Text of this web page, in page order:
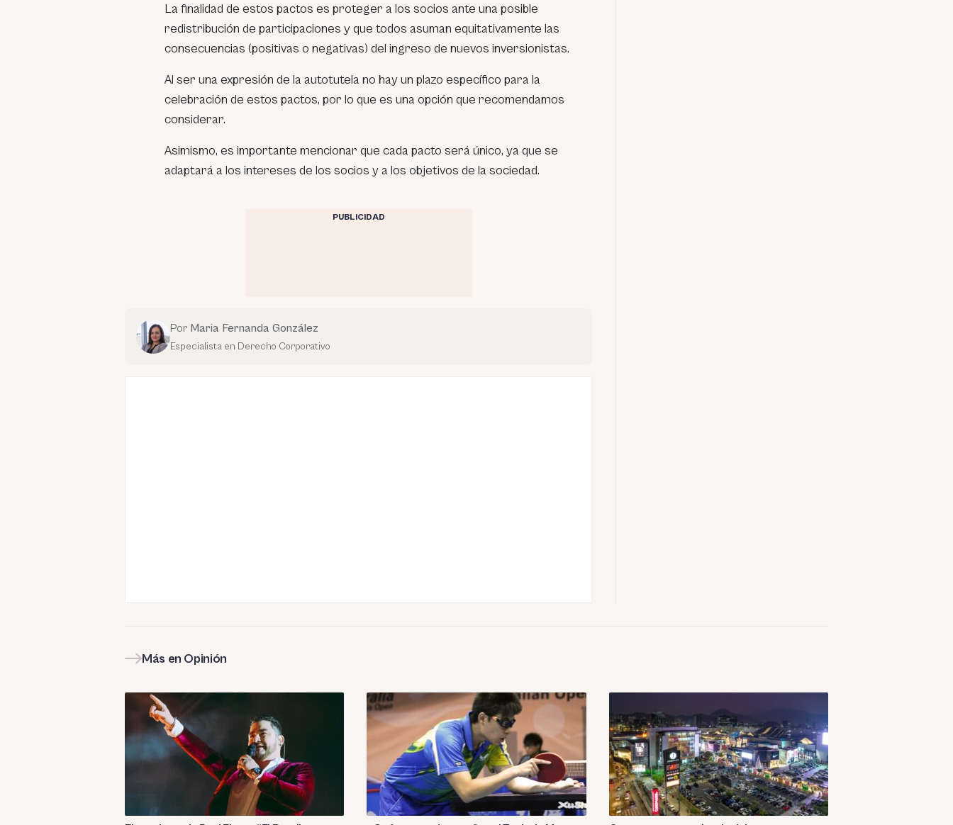
La finalidad de estos pactos es proteger a los socios ante una posible
redistribución de participaciones y que todos asuman equitativamente las
consecuencias (positivas o negativas) del ingreso de nuevos inversionistas.
Al ser una expresión de la autotutela no hay un plazo específico para la
celebración de estos pactos, por lo que es una opción que recomendamos
considerar.
Asimismo, es importante mencionar que cada pacto será único, ya que se
adaptará a los intereses de los socios y a los objetivos de la sociedad.
PUBLICIDAD
Por Maria Fernanda González
Especialista en Derecho Corporativo
Más en Opinión